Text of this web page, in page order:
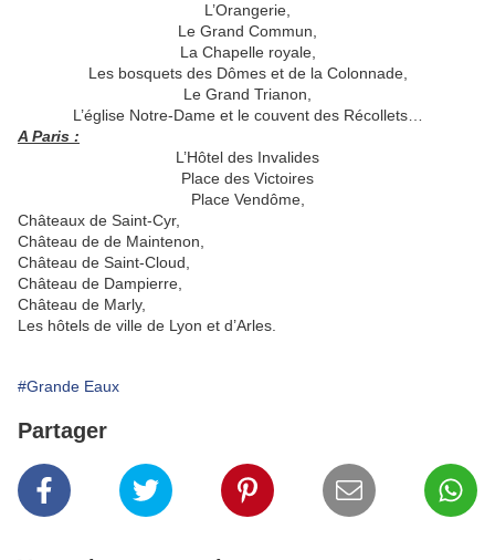
L’Orangerie,
Le Grand Commun,
La Chapelle royale,
Les bosquets des Dômes et de la Colonnade,
Le Grand Trianon,
L’église Notre-Dame et le couvent des Récollets…
A Paris :
L’Hôtel des Invalides
Place des Victoires
Place Vendôme,
Châteaux de Saint-Cyr,
Château de de Maintenon,
Château de Saint-Cloud,
Château de Dampierre,
Château de Marly,
Les hôtels de ville de Lyon et d’Arles.
#Grande Eaux
Partager